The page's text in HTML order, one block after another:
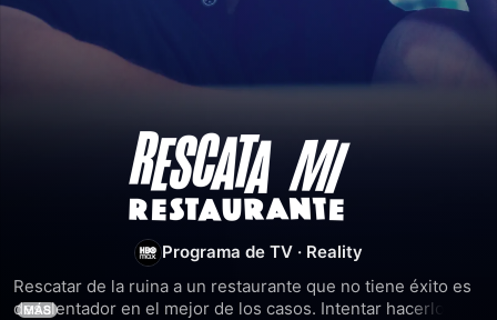
Rescata
mi
restaurante
Programa de TV · Reality
Rescatar de la ruina a un restaurante que no tiene éxito es
desalentador en el mejor de los casos. Intentar hacerlo en
MÁS